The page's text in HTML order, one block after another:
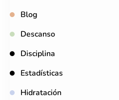
Blog
Descanso
Disciplina
Estadísticas
Hidratación